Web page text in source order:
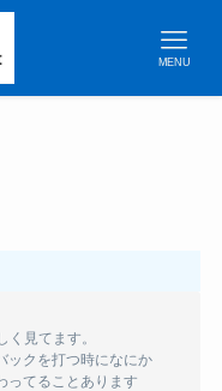
MENU
く見てます。
ックを打つ時になにか
ってることあります